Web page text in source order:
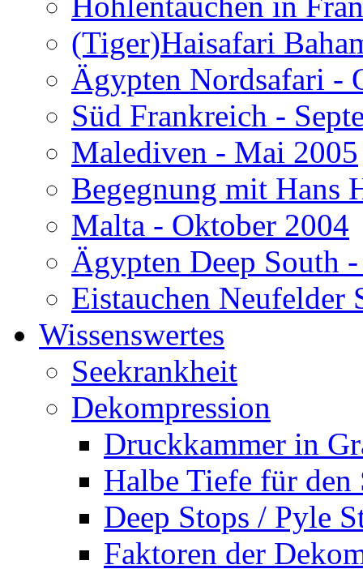
(Tiger)Haisafari
Ägypten Nordsafari -
Süd Frankreich -
Malediven - Mai 2005
Begegnung mit Hans
Malta - Oktober 2004
Ägypten Deep South
Eistauchen Neufelder
Wissenswertes
Seekrankheit
Dekompression
Druckkammer in
Halbe Tiefe für den
Deep Stops / Pyle
Faktoren der